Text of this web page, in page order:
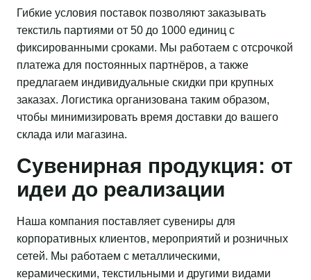
Гибкие условия поставок позволяют заказывать
текстиль партиями от 50 до 1000 единиц с
фиксированными сроками. Мы работаем с отсрочкой
платежа для постоянных партнёров, а также
предлагаем индивидуальные скидки при крупных
заказах. Логистика организована таким образом,
чтобы минимизировать время доставки до вашего
склада или магазина.
Сувенирная продукция: от
идеи до реализации
Наша компания поставляет сувениры для
корпоративных клиентов, мероприятий и розничных
сетей. Мы работаем с металлическими,
керамическими, текстильными и другими видами